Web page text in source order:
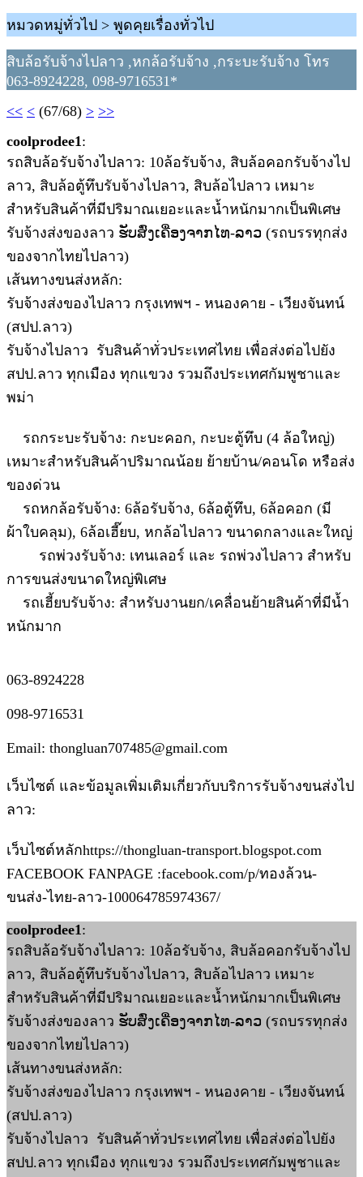
หมวดหมู่ทั่วไป > พูดคุยเรื่องทั่วไป
สิบล้อรับจ้างไปลาว ,หกล้อรับจ้าง ,กระบะรับจ้าง โทร
063-8924228, 098-9716531*
<< < (67/68) > >>
coolprodee1:
รถสิบล้อรับจ้างไปลาว: 10ล้อรับจ้าง, สิบล้อคอกรับจ้างไป
ลาว, สิบล้อตู้ทึบรับจ้างไปลาว, สิบล้อไปลาว เหมาะ
สำหรับสินค้าที่มีปริมาณเยอะและน้ำหนักมากเป็นพิเศษ
รับจ้างส่งของลาว ຮັບສົ່ງເຄື່ອງຈາກໄທ-ລາວ (รถบรรทุกส่ง
ของจากไทยไปลาว)
เส้นทางขนส่งหลัก:
รับจ้างส่งของไปลาว กรุงเทพฯ - หนองคาย - เวียงจันทน์
(สปป.ลาว)
รับจ้างไปลาว รับสินค้าทั่วประเทศไทย เพื่อส่งต่อไปยัง
สปป.ลาว ทุกเมือง ทุกแขวง รวมถึงประเทศกัมพูชาและ
พม่า
รถกระบะรับจ้าง: กะบะคอก, กะบะตู้ทึบ (4 ล้อใหญ่)
เหมาะสำหรับสินค้าปริมาณน้อย ย้ายบ้าน/คอนโด หรือส่ง
ของด่วน
รถหกล้อรับจ้าง: 6ล้อรับจ้าง, 6ล้อตู้ทึบ, 6ล้อคอก (มี
ผ้าใบคลุม), 6ล้อเฮี๊ยบ, หกล้อไปลาว ขนาดกลางและใหญ่
รถพ่วงรับจ้าง: เทนเลอร์ และ รถพ่วงไปลาว สำหรับ
การขนส่งขนาดใหญ่พิเศษ
รถเฮี้ยบรับจ้าง: สำหรับงานยก/เคลื่อนย้ายสินค้าที่มีน้ำ
หนักมาก
063-8924228
098-9716531
Email: thongluan707485@gmail.com
เว็บไซต์ และข้อมูลเพิ่มเติมเกี่ยวกับบริการรับจ้างขนส่งไป
ลาว:
เว็บไซต์หลักhttps://thongluan-transport.blogspot.com
FACEBOOK FANPAGE :facebook.com/p/ทองล้วน-
ขนส่ง-ไทย-ลาว-100064785974367/
coolprodee1:
รถสิบล้อรับจ้างไปลาว: 10ล้อรับจ้าง, สิบล้อคอกรับจ้างไป
ลาว, สิบล้อตู้ทึบรับจ้างไปลาว, สิบล้อไปลาว เหมาะ
สำหรับสินค้าที่มีปริมาณเยอะและน้ำหนักมากเป็นพิเศษ
รับจ้างส่งของลาว ຮັບສົ່ງເຄື່ອງຈາກໄທ-ລາວ (รถบรรทุกส่ง
ของจากไทยไปลาว)
เส้นทางขนส่งหลัก:
รับจ้างส่งของไปลาว กรุงเทพฯ - หนองคาย - เวียงจันทน์
(สปป.ลาว)
รับจ้างไปลาว รับสินค้าทั่วประเทศไทย เพื่อส่งต่อไปยัง
สปป.ลาว ทุกเมือง ทุกแขวง รวมถึงประเทศกัมพูชาและ